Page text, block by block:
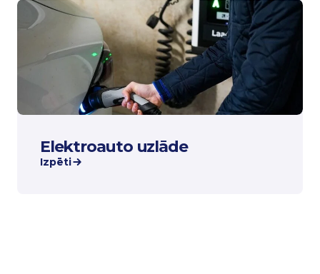
Elektroauto uzlāde
Izpēti